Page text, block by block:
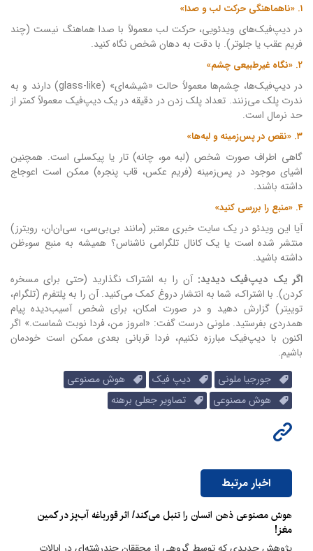
۱. «ناهماهنگی حرکت لب و صدا»
در دیپ‌فیک‌های ویدئویی، حرکت لب معمولاً با صدا هماهنگ نیست (چند
فریم عقب یا جلوتر). با دقت به دهان شخص نگاه کنید.
۲. «نگاه غیرطبیعی چشم»
در دیپ‌فیک‌ها، چشم‌ها معمولاً حالت «شیشه‌ای» (glass-like) دارند و به
ندرت پلک می‌زنند. تعداد پلک زدن در دقیقه در یک دیپ‌فیک معمولاً کمتر از
حد نرمال است.
۳. «نقص در پس‌زمینه و لبه‌ها»
گاهی اطراف صورت شخص (لبه مو، چانه) تار یا پیکسلی است. همچنین
اشیای موجود در پس‌زمینه (فریم عکس، قاب پنجره) ممکن است اعوجاج
داشته باشند.
۴. «منبع را بررسی کنید»
آیا این ویدئو در یک سایت خبری معتبر (مانند بی‌بی‌سی، سی‌ان‌ان، رویترز)
منتشر شده است یا یک کانال تلگرامی ناشناس؟ همیشه به منبع سوءظن
داشته باشید.
اگر یک دیپ‌فیک دیدید: آن را به اشتراک نگذارید (حتی برای مسخره
کردن). با اشتراک، شما به انتشار دروغ کمک می‌کنید. آن را به پلتفرم (تلگرام،
توییتر) گزارش دهید و در صورت امکان، برای شخص آسیب‌دیده پیام
همدردی بفرستید. ملونی درست گفت: «امروز من، فردا نوبت شماست.» اگر
اکنون با دیپ‌فیک مبارزه نکنیم، فردا قربانی بعدی ممکن است خودمان
باشیم.
جورجیا ملونی
دیپ فیک
هوش مصنوعی
هوش مصنوعی
تصاویر جعلی برهنه
اخبار مرتبط
هوش مصنوعی ذهن انسان را تنبل می‌کند/ اثر قورباغه آب‌پز در کمین
مغز!